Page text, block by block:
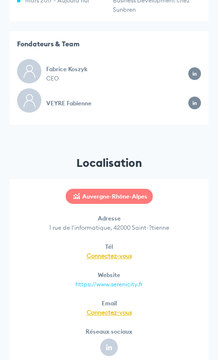
Sunbren
Fondateurs & Team
Fabrice Koszyk
CEO
VEYRE Fabienne
Localisation
Auvergne-Rhône-Alpes
Adresse
1 rue de l'informatique, 42000 Saint-?tienne
Tél
Connectez-vous
Website
https://www.serenicity.fr
Email
Connectez-vous
Réseaux sociaux